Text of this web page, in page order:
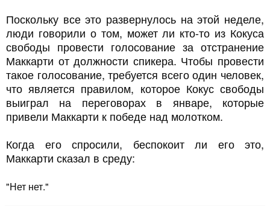
Поскольку все это развернулось на этой неделе,
люди говорили о том, может ли кто-то из Кокуса
свободы провести голосование за отстранение
Маккарти от должности спикера. Чтобы провести
такое голосование, требуется всего один человек,
что является правилом, которое Кокус свободы
выиграл на переговорах в январе, которые
привели Маккарти к победе над молотком.
Когда его спросили, беспокоит ли его это,
Маккарти сказал в среду:
"Нет нет."